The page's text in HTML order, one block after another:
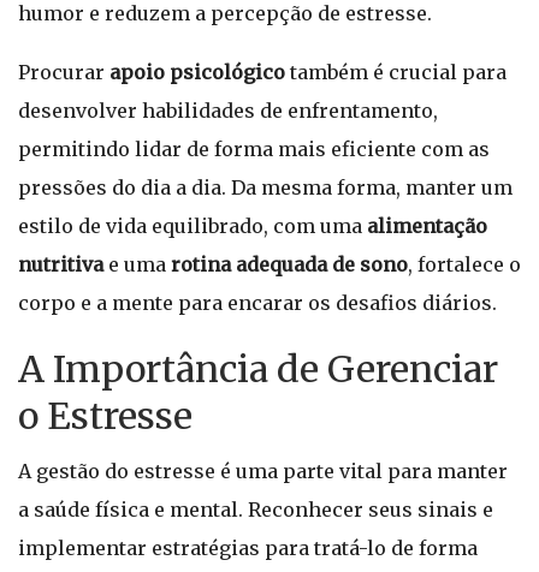
humor e reduzem a percepção de estresse.
Procurar apoio psicológico também é crucial para
desenvolver habilidades de enfrentamento,
permitindo lidar de forma mais eficiente com as
pressões do dia a dia. Da mesma forma, manter um
estilo de vida equilibrado, com uma alimentação
nutritivae uma rotina adequada de sono, fortalece o
corpo e a mente para encarar os desafios diários.
A Importância de Gerenciar
o Estresse
A gestão do estresse é uma parte vital para manter
a saúde física e mental. Reconhecer seus sinais e
implementar estratégias para tratá-lo de forma